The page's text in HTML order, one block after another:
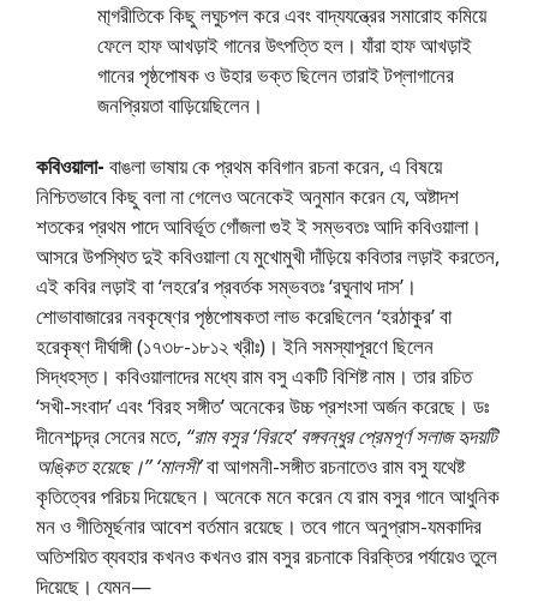
মা্গরীতিকে কিছু লঘুচপল করে এবং বাদ্যযন্ত্রের সমারােহ কমিয়ে
ফেলে হাফ আখড়াই গানের উৎপত্তি হল। যাঁরা হাফ আখড়াই
গানের পৃষ্ঠপােষক ও উহার ভক্ত ছিলেন তারাই টপ্লাগানের
জনপ্রিয়তা বাড়িয়েছিলেন।
কবিওয়ালা- বাঙলা ভাষায় কে প্রথম কবিগান রচনা করেন, এ বিষয়ে
নিশ্চিতভাবে কিছু বলা না গেলেও অনেকেই অনুমান করেন যে, অষ্টাদশ
শতকের প্রথম পাদে আবির্ভূত গোঁজলা গুই ই সম্ভবতঃ আদি কবিওয়ালা।
আসরে উপস্থিত দুই কবিওয়ালা যে মুখােমুখী দাঁড়িয়ে কবিতার লড়াই করতেন,
এই কবির লড়াই বা ‘লহরে’র প্রবর্তক সম্ভবতঃ ‘রঘুনাথ দাস’।
শােভাবাজারের নবকৃষ্ণের পৃষ্ঠপােষকতা লাভ করেছিলেন ‘হরঠাকুর’ বা
হরেকৃষ্ণ দীর্ঘাঙ্গী (১৭৩৮-১৮১২ খ্রীঃ)। ইনি সমস্যাপূরণে ছিলেন
সিদ্ধহস্ত। কবিওয়ালাদের মধ্যে রাম বসু একটি বিশিষ্ট নাম। তার রচিত
‘সখী-সংবাদ’ এবং ‘বিরহ সঙ্গীত’ অনেকের উচ্চ প্রশংসা অর্জন করেছে। ডঃ
দীনেশচন্দ্র সেনের মতে, “রাম বসুর ‘বিরহে’ বঙ্গবন্ধুর প্রেমপূর্ণ সলাজ হৃদয়টি
অঙ্কিত হয়েছে।” ‘মালসী’বা আগমনী-সঙ্গীত রচনাতেও রাম বসু যথেষ্ট
কৃতিত্বের পরিচয় দিয়েছেন। অনেকে মনে করেন যে রাম বসুর গানে আধুনিক
মন ও গীতিমূর্ছনার আবেশ বর্তমান রয়েছে। তবে গানে অনুপ্রাস-যমকাদির
অতিশয়িত ব্যবহার কখনও কখনও রাম বসুর রচনাকে বিরক্তির পর্যায়েও তুলে
দিয়েছে। যেমন—